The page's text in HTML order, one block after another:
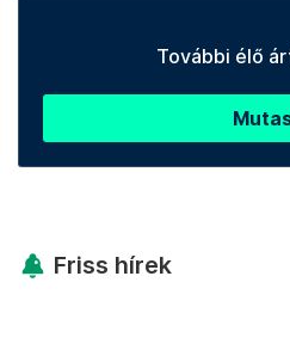
További élő
Friss hírek